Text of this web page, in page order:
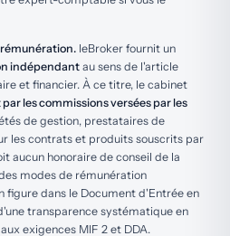
leBroker fournit un
indépendant au sens de l'article
et financier. À ce titre, le cabinet
les commissions versées par les
de gestion, prestataires de
les contrats et produits souscrits par
aucun honoraire de conseil de la
modes de rémunération
figure dans le Document d'Entrée en
transparence systématique en
exigences MIF 2 et DDA.